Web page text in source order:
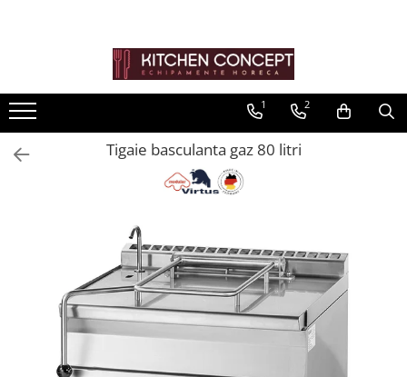
Toate Produsele
Kitchen Aid Mixer/blender/..
Pizza
Banc de pizza
Cuptoare cu banda pentru pizza și
Cuptor de Pizza
Formator aluat pizza
Masini de preparare
Bucatarie
1 2
Tigaie basculanta gaz 80 litri